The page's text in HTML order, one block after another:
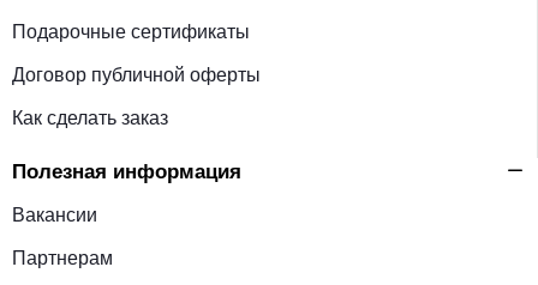
Подарочные сертификаты
Договор публичной оферты
Как сделать заказ
Полезная информация
Вакансии
Партнерам